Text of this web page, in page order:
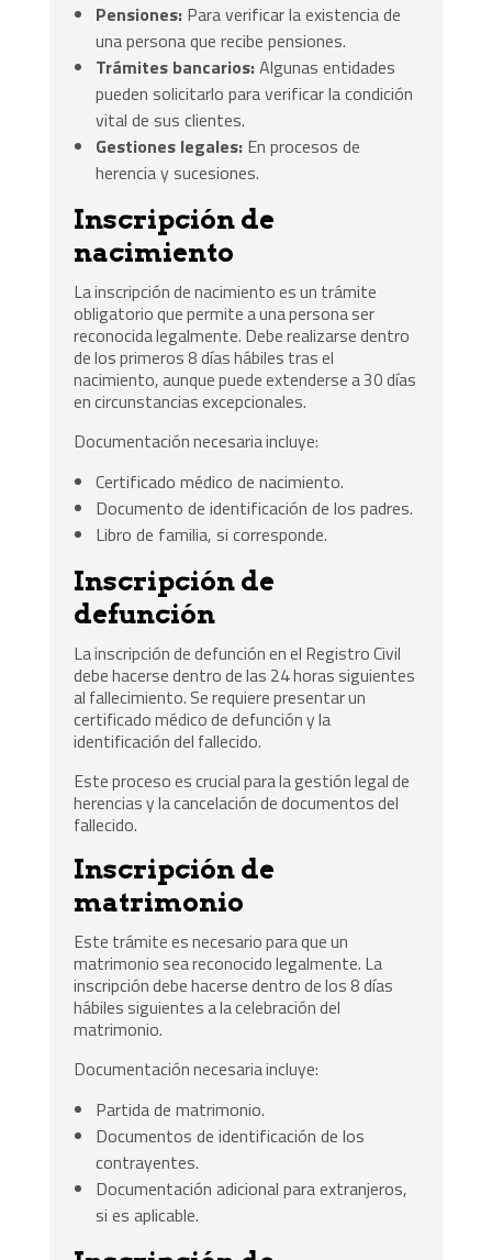
Pensiones: Para verificar la existencia de
una persona que recibe pensiones.
Trámites bancarios:Algunas entidades
pueden solicitarlo para verificar la condición
vital de sus clientes.
Gestiones legales: En procesos de
herencia y sucesiones.
Inscripción de
nacimiento
La inscripción de nacimiento es un trámite
obligatorio que permite a una persona ser
reconocida legalmente. Debe realizarse dentro
de los primeros 8 días hábiles tras el
nacimiento, aunque puede extenderse a 30 días
en circunstancias excepcionales.
Documentación necesaria incluye:
Certificado médico de nacimiento.
Documento de identificación de los padres.
Libro de familia, si corresponde.
Inscripción de
defunción
La inscripción de defunción en el Registro Civil
debe hacerse dentro de las 24 horas siguientes
al fallecimiento. Se requiere presentar un
certificado médico de defunción y la
identificación del fallecido.
Este proceso es crucial para la gestión legal de
herencias y la cancelación de documentos del
fallecido.
Inscripción de
matrimonio
Este trámite es necesario para que un
matrimonio sea reconocido legalmente. La
inscripción debe hacerse dentro de los 8 días
hábiles siguientes a la celebración del
matrimonio.
Documentación necesaria incluye:
Partida de matrimonio.
Documentos de identificación de los
contrayentes.
Documentación adicional para extranjeros,
si es aplicable.